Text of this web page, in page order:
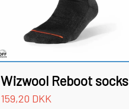
Wizwool Reboot socks
159,20 DKK